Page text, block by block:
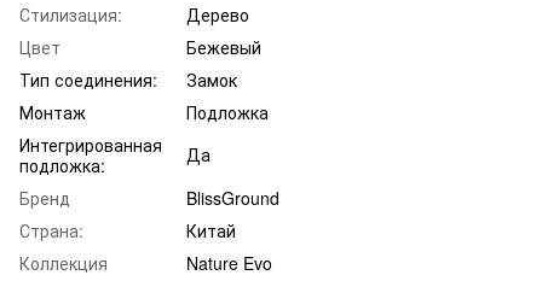
Стилизация:
Дерево
Цвет
Бежевый
Тип соединения:
Замок
Монтаж
Подложка
Интегрированная
подложка:
Да
Бренд
BlissGround
Страна:
Китай
Коллекция
Nature Evo